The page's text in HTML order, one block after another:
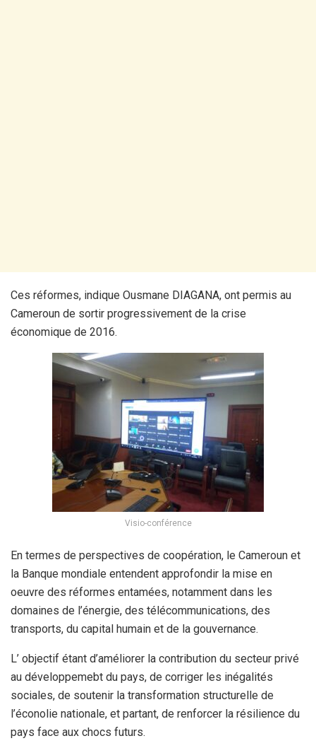
Ces réformes, indique Ousmane DIAGANA, ont permis au
Cameroun de sortir progressivement de la crise
économique de 2016.
Visio-conférence
En termes de perspectives de coopération, le Cameroun et
la Banque mondiale entendent approfondir la mise en
oeuvre des réformes entamées, notamment dans les
domaines de l’énergie, des télécommunications, des
transports, du capital humain et de la gouvernance.
L’ objectif étant d’améliorer la contribution du secteur privé
au développemebt du pays, de corriger les inégalités
sociales, de soutenir la transformation structurelle de
l’éconolie nationale, et partant, de renforcer la résilience du
pays face aux chocs futurs.